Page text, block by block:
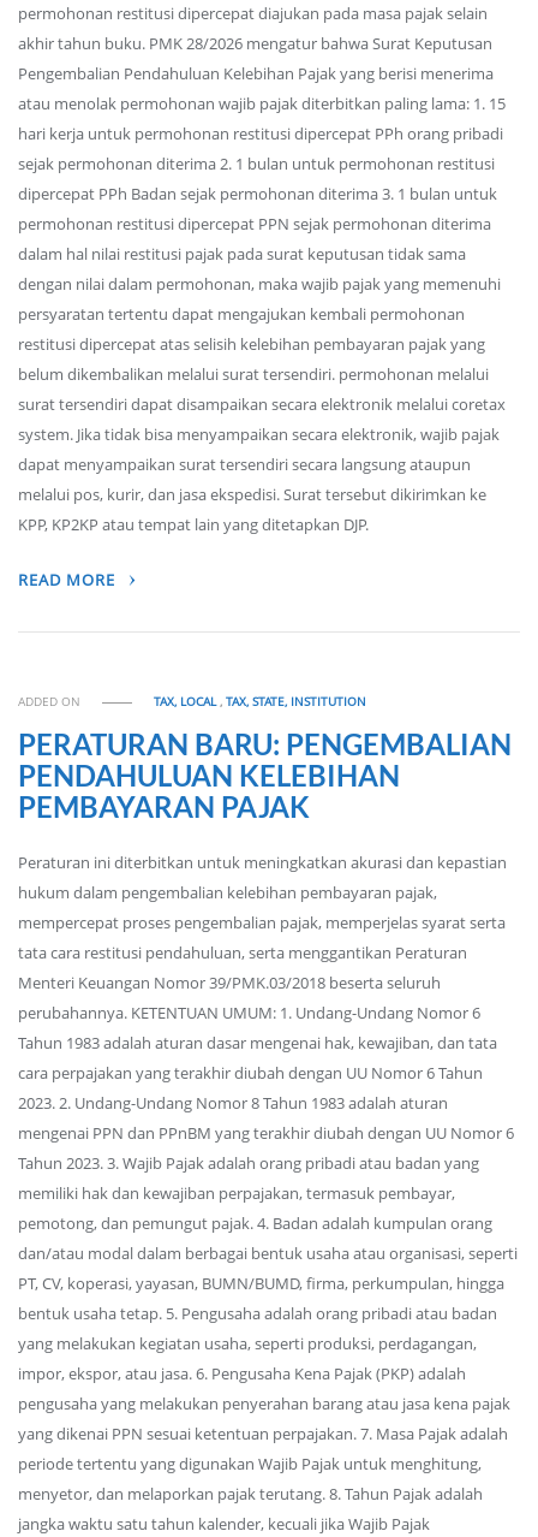
permohonan restitusi dipercepat diajukan pada masa pajak selain
akhir tahun buku. PMK 28/2026 mengatur bahwa Surat Keputusan
Pengembalian Pendahuluan Kelebihan Pajak yang berisi menerima
atau menolak permohonan wajib pajak diterbitkan paling lama: 1. 15
hari kerja untuk permohonan restitusi dipercepat PPh orang pribadi
sejak permohonan diterima 2. 1 bulan untuk permohonan restitusi
dipercepat PPh Badan sejak permohonan diterima 3. 1 bulan untuk
permohonan restitusi dipercepat PPN sejak permohonan diterima
dalam hal nilai restitusi pajak pada surat keputusan tidak sama
dengan nilai dalam permohonan, maka wajib pajak yang memenuhi
persyaratan tertentu dapat mengajukan kembali permohonan
restitusi dipercepat atas selisih kelebihan pembayaran pajak yang
belum dikembalikan melalui surat tersendiri. permohonan melalui
surat tersendiri dapat disampaikan secara elektronik melalui coretax
system. Jika tidak bisa menyampaikan secara elektronik, wajib pajak
dapat menyampaikan surat tersendiri secara langsung ataupun
melalui pos, kurir, dan jasa ekspedisi. Surat tersebut dikirimkan ke
KPP, KP2KP atau tempat lain yang ditetapkan DJP.
READ MORE
ADDED ON TAX, LOCAL,TAX, STATE, INSTITUTION
PERATURAN BARU: PENGEMBALIAN
PENDAHULUAN KELEBIHAN
PEMBAYARAN PAJAK
Peraturan ini diterbitkan untuk meningkatkan akurasi dan kepastian
hukum dalam pengembalian kelebihan pembayaran pajak,
mempercepat proses pengembalian pajak, memperjelas syarat serta
tata cara restitusi pendahuluan, serta menggantikan Peraturan
Menteri Keuangan Nomor 39/PMK.03/2018 beserta seluruh
perubahannya. KETENTUAN UMUM: 1. Undang-Undang Nomor 6
Tahun 1983 adalah aturan dasar mengenai hak, kewajiban, dan tata
cara perpajakan yang terakhir diubah dengan UU Nomor 6 Tahun
2023. 2. Undang-Undang Nomor 8 Tahun 1983 adalah aturan
mengenai PPN dan PPnBM yang terakhir diubah dengan UU Nomor 6
Tahun 2023. 3. Wajib Pajak adalah orang pribadi atau badan yang
memiliki hak dan kewajiban perpajakan, termasuk pembayar,
pemotong, dan pemungut pajak. 4. Badan adalah kumpulan orang
dan/atau modal dalam berbagai bentuk usaha atau organisasi, seperti
PT, CV, koperasi, yayasan, BUMN/BUMD, firma, perkumpulan, hingga
bentuk usaha tetap. 5. Pengusaha adalah orang pribadi atau badan
yang melakukan kegiatan usaha, seperti produksi, perdagangan,
impor, ekspor, atau jasa. 6. Pengusaha Kena Pajak (PKP) adalah
pengusaha yang melakukan penyerahan barang atau jasa kena pajak
yang dikenai PPN sesuai ketentuan perpajakan. 7. Masa Pajak adalah
periode tertentu yang digunakan Wajib Pajak untuk menghitung,
menyetor, dan melaporkan pajak terutang. 8. Tahun Pajak adalah
jangka waktu satu tahun kalender, kecuali jika Wajib Pajak